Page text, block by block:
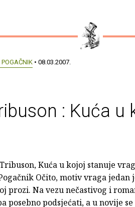
• 08.03.2007.
: Kuća
Kuća u kojoj stanuje
Očito, motiv vraga
prozi. Na vezu nečastivog i
posebno podsjećati, a u novije